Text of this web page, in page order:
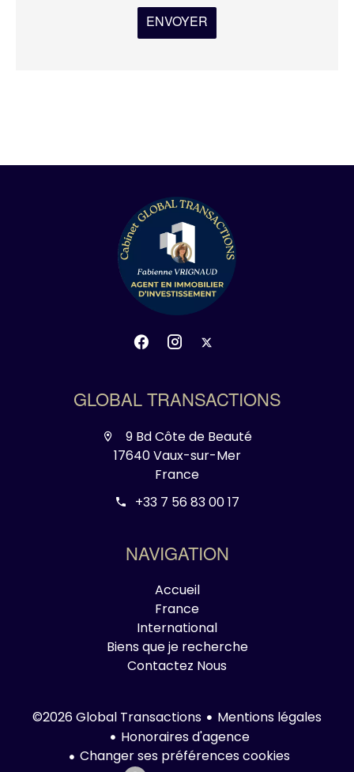
ENVOYER
GLOBAL TRANSACTIONS
9 Bd Côte de Beauté
17640 Vaux-sur-Mer
France
+33 7 56 83 00 17
NAVIGATION
Accueil
France
International
Biens que je recherche
Contactez Nous
©2026 Global Transactions
Mentions légales
Honoraires d'agence
Changer ses préférences cookies